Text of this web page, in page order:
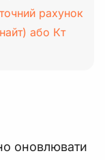
рахунок
або Кт
оновлювати